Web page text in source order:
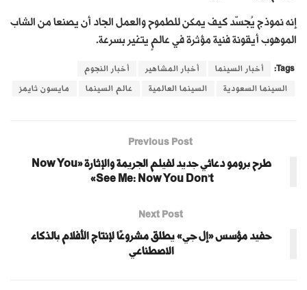
إنه نموذج يُجسّد كيف يمكن للطموح والعمل الجاد أن يصنعا من الشاب
الموهوب أيقونة فنية مؤثرة في عالمٍ يتغير بسرعة.
Tags: أخبار السينما أخبار المشاهير أخبار النجوم
السينما السعودية السينما العالمية عالم السينما مايسون ثايمز
Previous Post
طرح برومو دعائي جديد لفيلم الجريمة والإثارة «Now You
See Me: Now You Don’t»
Next Post
حفيد مؤسس «إل جي» يطلق مشروعًا لإنتاج الأفلام بالذكاء
الاصطناعي